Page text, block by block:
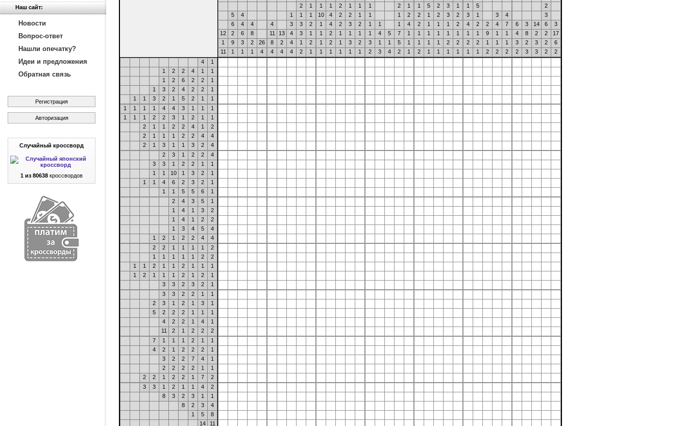
Наш сайт:
Новости
Вопрос-ответ
Нашли опечатку?
Идеи и предложения
Обратная связь
Регистрация
Авторизация
Случайный кроссворд
1 из 80638 кроссвордов
2
1 1 1 2 1 1 1 2 1 1 5 2 3 1 1 5
2
5
4 1 1 1 10 4 2 2 1 1 1 2 2 1 2 3 2 3 1 3 4
3
6
4 4 4 3 3 2 1 4 2 3 2 1 1 1 4 2 1 1 1 2 4 2 2 4 7 6 3 14 6
3
12
2 6 8 11 13 4 3 1 1 2 1 1 1 1 4 5 7 1 1 1 1 1 1 1 1 9 1 1 4 8 2 2
17
1
9 3 2 26 8 2 4 1 2 1 2 1 3 2 3 1 1 5 1 1 1 1 2 2 2 2 1 1 1 3 2 3 2
6
11
1 1 1 4 4 4 4 2 1 1 1 1 1 1 2 3 4 2 1 2 1 1 1 1 1 1 2 2 2 2 3 3 2
2
4
1
1
2 2 4 1
1
1
2 6 2 2
1
1
3 2 4 2 2
1
1
1 3 2 1 5 2 1
1
1
1 1 1 4 4 3 1 1
1
1
1 1 2 2 3 1 2 1
1
2
1 1 2 2 4 1
2
2
1 1 1 2 2 4
4
2
1 3 1 1 3 2
4
2
3 1 2 2
4
3
3 1 2 2 1
1
1
1 10 1 3 2
1
1
1 4 6 2 3 2
1
1
1 5 5 6
1
2
4 3 5
1
1
4 1 3
2
1
4 1 2
2
1
3 4 5
4
1
2 1 2 2 4
4
2
2 1 1 1 1
2
1
1 1 1 1 2
2
1
1 2 1 1 2 1 1
1
1
2 1 1 1 2 1 2
1
3
3 2 3 2
1
3
3 2 2 1
1
2
3 1 2 1 3
1
5
2 2 2 1 1
1
4
2 2 1 4
1
11
2 1 2 2
2
7
1 1 1 2 1
1
4
2 1 2 2 2
1
3
2 2 7 4
1
2
2 2 2 1
1
2
2 1 2 2 1 7
2
3
3 1 2 1 1 4
2
8
3 2 3 1
1
8
2 3
4
1
5
8
14
11